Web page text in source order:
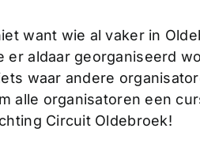
want wie al vaker in
er aldaar georganiseerd
waar andere
alle organisatoren een
Circuit Oldebroek!